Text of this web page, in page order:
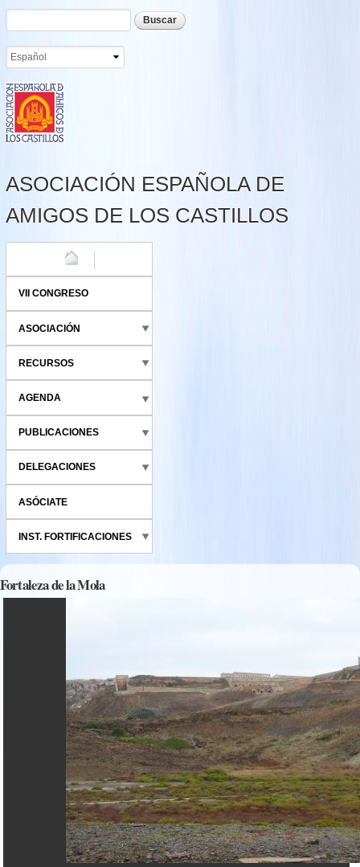
Pasar al
contenido
Formulario de búsqueda
Buscar
ASOCIACIÓN ESPAÑOLA DE
AMIGOS DE LOS CASTILLOS
VII CONGRESO
ASOCIACIÓN
RECURSOS
AGENDA
PUBLICACIONES
DELEGACIONES
ASÓCIATE
INST. FORTIFICACIONES
Fortaleza de la Mola